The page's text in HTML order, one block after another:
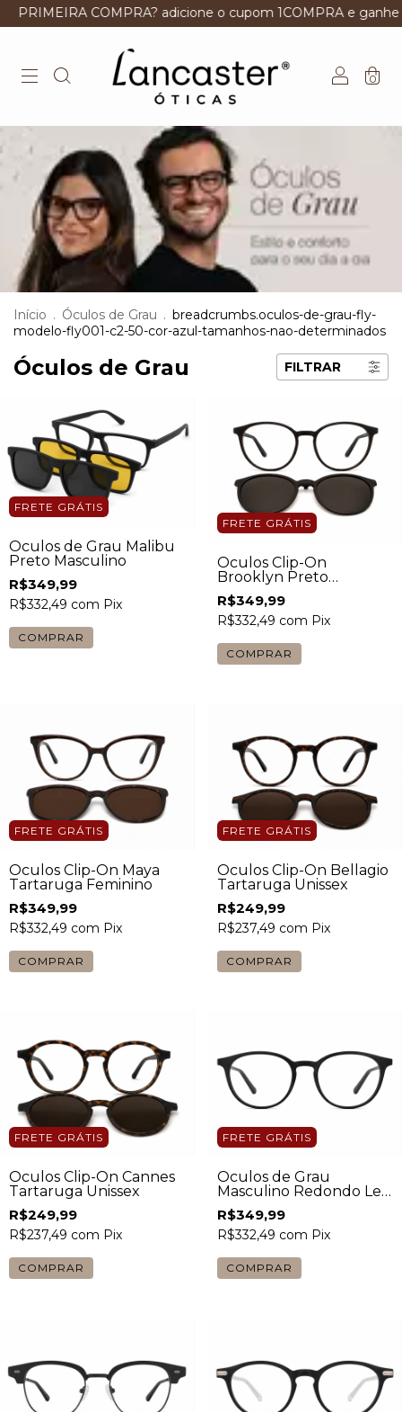
COMPRA? adicione o cupom 1COMPRA e ganhe
0
Início . Óculos de Grau . breadcrumbs.oculos-de-grau-fly-
modelo-fly001-c2-50-cor-azul-tamanhos-nao-determinados
Óculos de Grau FILTRAR
FRETE GRÁTIS
Óculos de Grau Malibu
Preto Masculino
R$349,99
R$332,49 com Pix
FRETE GRÁTIS
Óculos Clip-On
Brooklyn Preto
Masculino
R$349,99
R$332,49 com Pix
FRETE GRÁTIS
Óculos Clip-On Maya
Tartaruga Feminino
R$349,99
R$332,49 com Pix
FRETE GRÁTIS
Óculos Clip-On Bellagio
Tartaruga Unissex
R$249,99
R$237,49 com Pix
FRETE GRÁTIS
Óculos Clip-On Cannes
Tartaruga Unissex
R$249,99
R$237,49 com Pix
FRETE GRÁTIS
Óculos de Grau
Masculino Redondo Levi
Preto Fosco
R$349,99
R$332,49 com Pix